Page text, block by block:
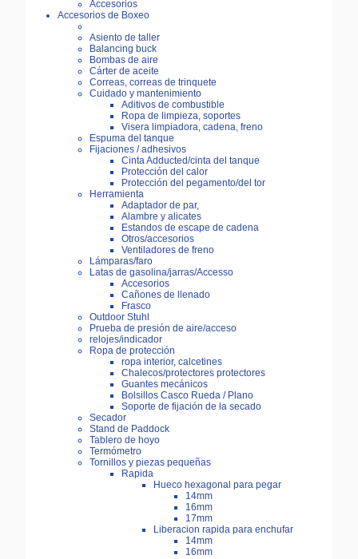
Accesorios
Accesorios de Boxeo
Asiento de taller
Balancing buck
Bombas de aire
Cárter de aceite
Correas, correas de trinquete
Cuidado y mantenimiento
Aditivos de combustible
Ropa de limpieza, soportes
Visera limpiadora, cadena, freno
Espuma del tanque
Fijaciones / adhesivos
Cinta Adducted/cinta del tanque
Protección del calor
Protección del pegamento/del tor
Herramienta
Adaptador de par,
Alambre y alicates
Estandos de escape de cadena
Otros/accesorios
Ventiladores de freno
Lámparas/faro
Latas de gasolina/jarras/Accesso
Accesorios
Cañones de llenado
Frasco
Outdoor Stuhl
Prueba de presión de aire/acceso
relojes/indicador
Ropa de protección
ropa interior, calcetines
Chalecos/protectores protectores
Guantes mecánicos
Bolsillos Casco Rueda / Plano
Soporte de fijación de la secado
Secador
Stand de Paddock
Tablero de hoyo
Termómetro
Tornillos y piezas pequeñas
Rapida
Hueco hexagonal para pegar
14mm
16mm
17mm
Liberacion rapida para enchufar
14mm
16mm